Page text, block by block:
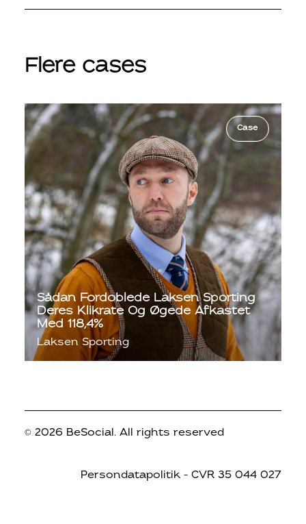
Flere cases
Case
Sådan Fordoblede Laksen Sporting
Deres Klikrate Og Øgede Afkastet
Med 118,4%
Laksen Sporting
© 2026 BeSocial. All rights reserved
Persondatapolitik – CVR 35 044 027